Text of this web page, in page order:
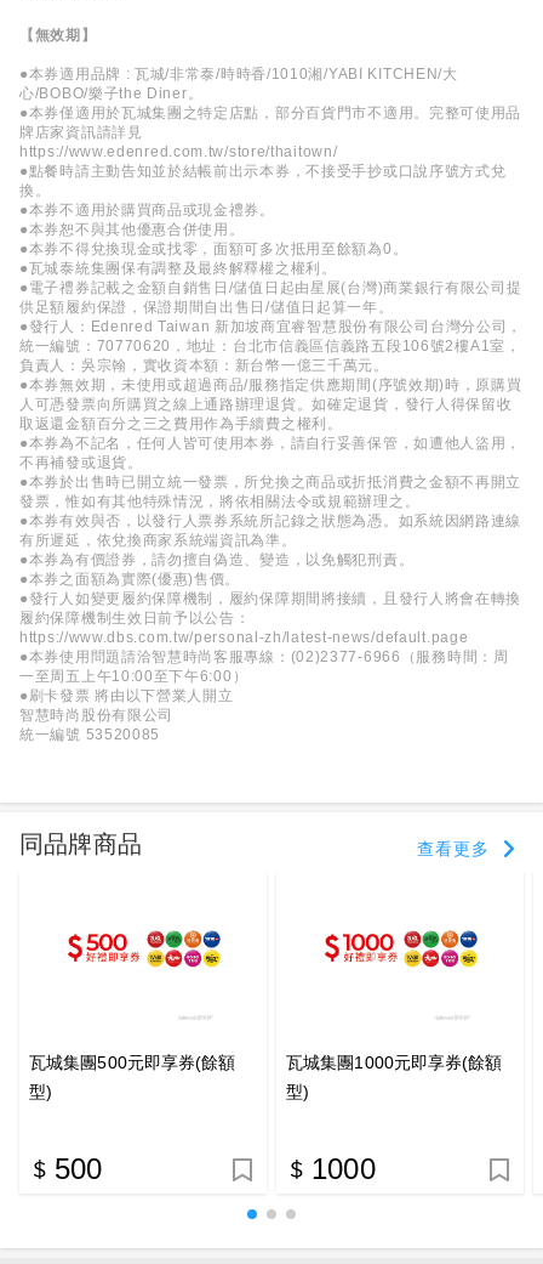
【無效期】
●本券適用品牌 : 瓦城/非常泰/時時香/1010湘/YABI KITCHEN/大
心/BOBO/樂子the Diner。
●本券僅適用於瓦城集團之特定店點，部分百貨門市不適用。完整可使用品
牌店家資訊請詳見
https://www.edenred.com.tw/store/thaitown/
●點餐時請主動告知並於結帳前出示本券，不接受手抄或口說序號方式兌
換。
●本券不適用於購買商品或現金禮券。
●本券恕不與其他優惠合併使用。
●本券不得兌換現金或找零，面額可多次抵用至餘額為0。
●瓦城泰統集團保有調整及最終解釋權之權利。
●電子禮券記載之金額自銷售日/儲值日起由星展(台灣)商業銀行有限公司提
供足額履約保證，保證期間自出售日/儲值日起算一年。
●發行人：Edenred Taiwan 新加坡商宜睿智慧股份有限公司台灣分公司，
統一編號：70770620，地址：台北市信義區信義路五段106號2樓A1室，
負責人：吳宗翰，實收資本額：新台幣一億三千萬元。
●本券無效期，未使用或超過商品/服務指定供應期間(序號效期)時，原購買
人可憑發票向所購買之線上通路辦理退貨。如確定退貨，發行人得保留收
取返還金額百分之三之費用作為手續費之權利。
●本券為不記名，任何人皆可使用本券，請自行妥善保管，如遭他人盜用，
不再補發或退貨。
●本券於出售時已開立統一發票，所兌換之商品或折抵消費之金額不再開立
發票，惟如有其他特殊情況，將依相關法令或規範辦理之。
●本券有效與否，以發行人票券系統所記錄之狀態為憑。如系統因網路連線
有所遲延，依兌換商家系統端資訊為準。
●本券為有價證券，請勿擅自偽造、變造，以免觸犯刑責。
●本券之面額為實際(優惠)售價。
●發行人如變更履約保障機制，履約保障期間將接續，且發行人將會在轉換
履約保障機制生效日前予以公告：
https://www.dbs.com.tw/personal-zh/latest-news/default.page
●本券使用問題請洽智慧時尚客服專線：(02)2377-6966（服務時間：周
一至周五上午10:00至下午6:00）
●刷卡發票 將由以下營業人開立
智慧時尚股份有限公司
統一編號 53520085
同品牌商品 查看更多
瓦城集團500元即享券(餘額
型)
500
瓦城集團1000元即享券(餘額
型)
1000